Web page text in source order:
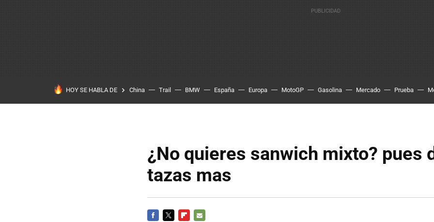
HOY SE HABLA DE China Trail BMW España Europa MotoGP Gasolina Mercado Prueba
¿No quieres sanwich mixto? pues
tazas mas